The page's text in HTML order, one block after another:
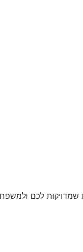
שמדויקות לכם